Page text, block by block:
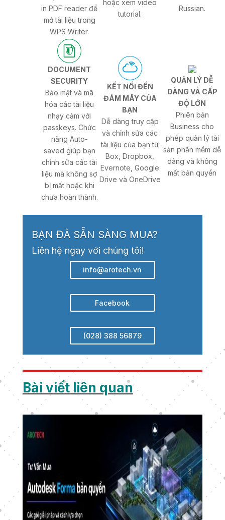
in PDF reader để
mở tài liệu trong
WPS Writer.
hoặc xem video
tutorial.
Russian.
DOCUMENT
SECURITY
Bảo mật và mã
hóa các tài liệu
nhạy cảm với
passkeys. Chức
năng Auto-
saved giúp bạn
chỉnh sửa các tài
liệu mà không sợ
bị mất hoặc khi
chưa hoàn thành.
KẾT NỐI ĐẾN
ĐÁM MÂY CỦA
BẠN
Dễ dàng truy cập
và chỉnh sửa các
tài liệu của bạn từ
Box, Dropbox,
Evernote, Google
Drive và OneDrive
QUẢN LÝ DỄ
DÀNG VÀ CẤP
ĐỘ LỚN
Phiên bản
Business cho
phép quản lý tài
sản phần mềm dễ
dàng và không
mất bản quyền
BẠN ĐÃ SẴN SÀNG MUA?
Liên hệ ngay với chúng tôi!
info@arotech.vn
Facebook
(028) 388 56879
Bài viết liên quan